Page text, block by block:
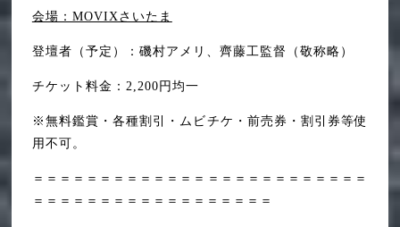
会場：MOVIXさいたま
登壇者（予定）：磯村アメリ、齊藤工監督（敬称略）
チケット料金：2,200円均一
※無料鑑賞・各種割引・ムビチケ・前売券・割引券等使
用不可。
＝＝＝＝＝＝＝＝＝＝＝＝＝＝＝＝＝＝＝＝＝＝＝＝＝
＝＝＝＝＝＝＝＝＝＝＝＝＝＝＝＝＝＝